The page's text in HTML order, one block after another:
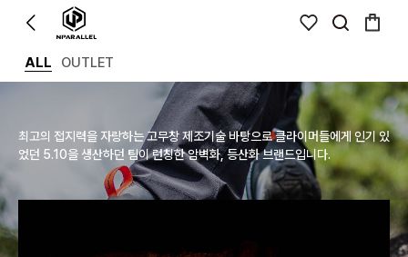
ALL OUTLET
최고의 접지력을 자랑하는 고무창 제조기술 바탕으로 클라이머들에게 인기 있
었던 5.10을 생산하던 팀이 런칭한 암벽화, 등산화 브랜드입니다.